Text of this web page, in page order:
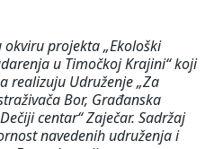
projekta „Ekološki
u Timočkoj Krajini“ koji
realizuju Udruženje „Za
Bor, Građanska
centar“ Zaječar. Sadržaj
navedenih udruženja i